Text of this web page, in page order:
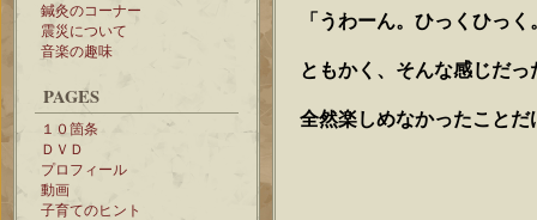
鍼灸のコーナー
震災について
音楽の趣味
PAGES
１０箇条
ＤＶＤ
プロフィール
動画
子育てのヒント
「うわーん。ひっくひっ
ともかく、そんな感じだっ
全然楽しめなかったことだ